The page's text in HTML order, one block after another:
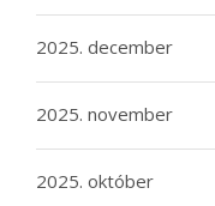
2025. december
2025. november
2025. október